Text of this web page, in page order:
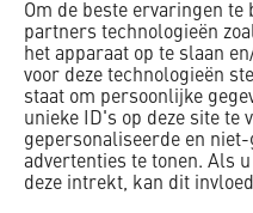
Om de beste ervaringen te
partners technologieën
het apparaat op te slaan
voor deze technologieën
staat om persoonlijke
unieke ID's op deze site te
gepersonaliseerde en
advertenties te tonen. Als
deze intrekt, kan dit
– Polycarbonaat kopgevels
– Sedum dakbedekking
– Elastische sportvloeren
– Het project bevond zich